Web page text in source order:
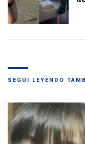
SEGUÍ LEYENDO